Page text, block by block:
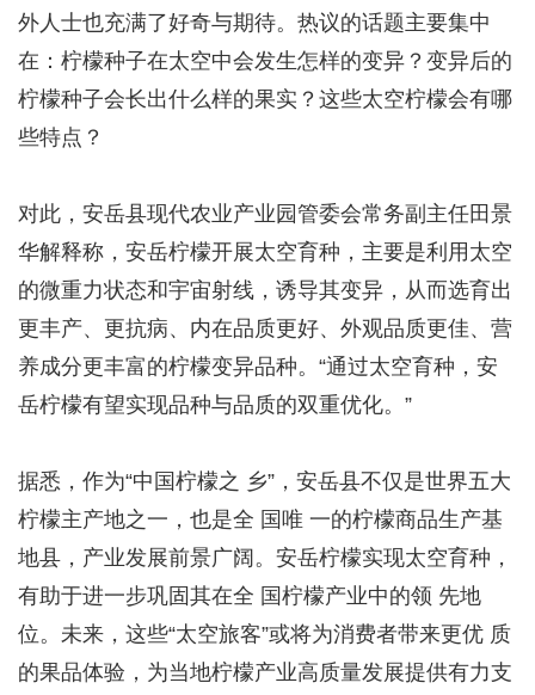
外人士也充满了好奇与期待。热议的话题主要集中
在：柠檬种子在太空中会发生怎样的变异？变异后的
柠檬种子会长出什么样的果实？这些太空柠檬会有哪
些特点？
对此，安岳县现代农业产业园管委会常务副主任田景
华解释称，安岳柠檬开展太空育种，主要是利用太空
的微重力状态和宇宙射线，诱导其变异，从而选育出
更丰产、更抗病、内在品质更好、外观品质更佳、营
养成分更丰富的柠檬变异品种。“通过太空育种，安
岳柠檬有望实现品种与品质的双重优化。”
据悉，作为“中国柠檬之 乡”，安岳县不仅是世界五大
柠檬主产地之一，也是全 国唯 一的柠檬商品生产基
地县，产业发展前景广阔。安岳柠檬实现太空育种，
有助于进一步巩固其在全 国柠檬产业中的领 先地
位。未来，这些“太空旅客”或将为消费者带来更优 质
的果品体验，为当地柠檬产业高质量发展提供有力支